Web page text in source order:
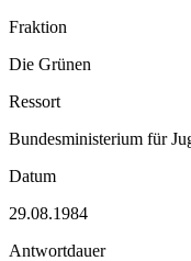
Fraktion
Die Grünen
Ressort
Bundesministerium für
Datum
29.08.1984
Antwortdauer